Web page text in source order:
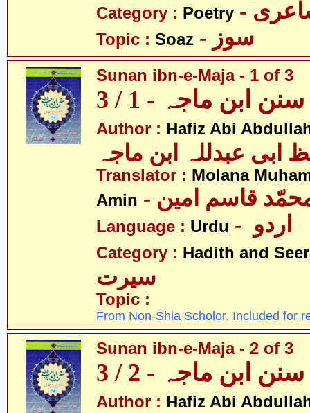
Category : Poetry
Topic : Soaz - سوز
Sunan ibn-e-Maja - 1 of 3
سنن ابن ماجہ - 1 / 3
Author : Hafiz Abi
ابی عبدللہ ابن ماجہ
Translator : Molana
Amin
محمّد قاسم امین
Language : Urdu
Category : Hadith and
سیرت
Topic :
From Non-Shia Scholor. Included for
Sunan ibn-e-Maja - 2 of 3
سنن ابن ماجہ - 2 / 3
Author : Hafiz Abi